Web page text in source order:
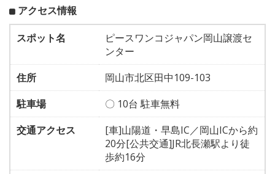
アクセス情報
スポット名
ピースワンコジャパン岡山譲渡セ
ンター
住所
岡山市北区田中109-103
駐車場
〇 10台 駐車無料
交通アクセス
[車]山陽道・早島IC／岡山ICから約
20分[公共交通]JR北長瀬駅より徒
歩約16分